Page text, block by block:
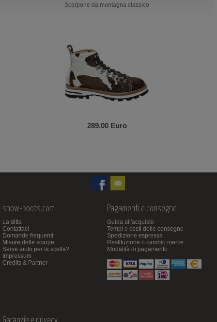
Scarpone da montagna classico
289,00 Euro
snow-boots.com
La ditta
Contattaci
Domande frequenti
Misure delle scarpe
Serve aiuto per la scelta?
Impressum
Credits & Partner
Pagamenti e consegne
Guida all'acquisto
Tempi e costi delle consegne
Spedizione espressa
Restituzione o cambio merce
Modalità di pagamento